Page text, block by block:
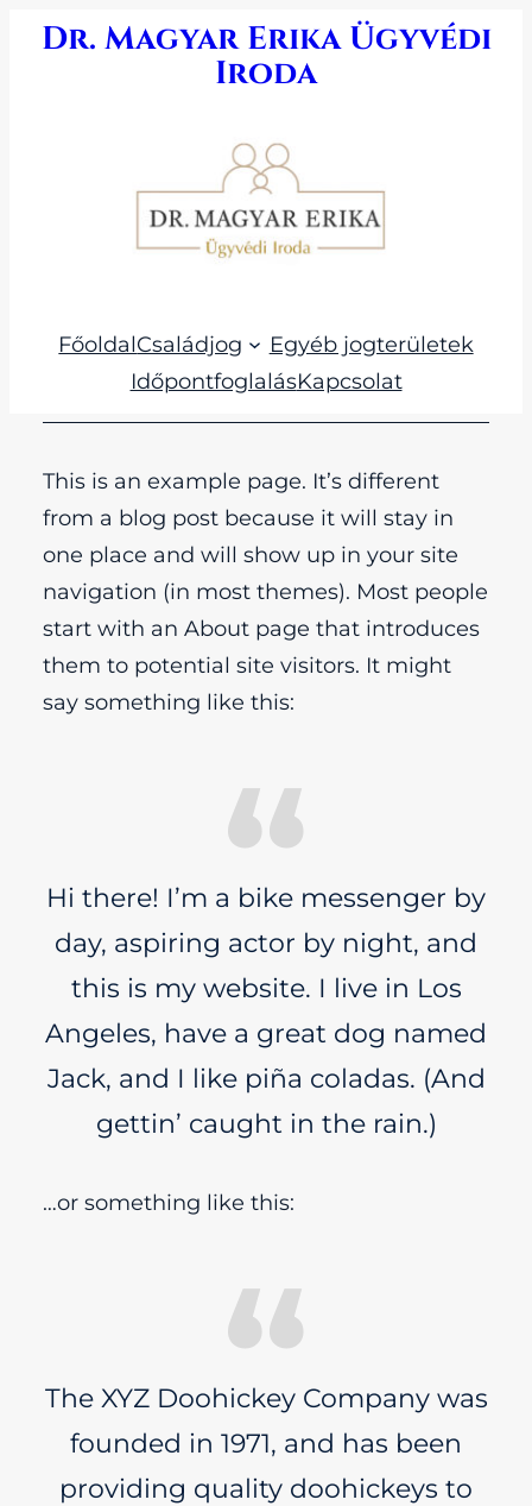
Ugrás
Dr. Magyar Erika Ügyvédi
Iroda
FőoldalCsaládjog
Egyéb jogterületek
IdőpontfoglalásKapcsolat
This is an example page. It’s different
from a blog post because it will stay in
one place and will show up in your site
navigation (in most themes). Most people
start with an About page that introduces
them to potential site visitors. It might
say something like this:
Hi there! I’m a bike messenger by
day, aspiring actor by night, and
this is my website. I live in Los
Angeles, have a great dog named
Jack, and I like piña coladas. (And
gettin’ caught in the rain.)
…or something like this:
The XYZ Doohickey Company was
founded in 1971, and has been
providing quality doohickeys to